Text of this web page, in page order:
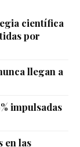
científica
por
llegan a
impulsadas
en las